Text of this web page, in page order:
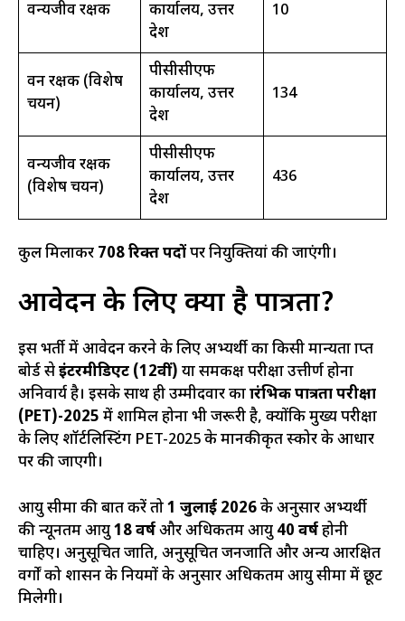
वन्यजीव रक्षक
कार्यालय, उत्तर
प्रदेश
10
वन रक्षक (विशेष
चयन)
पीसीसीएफ
कार्यालय, उत्तर
प्रदेश
134
वन्यजीव रक्षक
(विशेष चयन)
पीसीसीएफ
कार्यालय, उत्तर
प्रदेश
436
कुल मिलाकर 708 रिक्त पदोंपर नियुक्तियां की जाएंगी।
आवेदन के लिए क्या है पात्रता?
इस भर्ती में आवेदन करने के लिए अभ्यर्थी का किसी मान्यता प्राप्त
बोर्ड सेइंटरमीडिएट (12वीं) या समकक्ष परीक्षा उत्तीर्ण होना
अनिवार्य है। इसके साथ ही उम्मीदवार काप्रारंभिक पात्रता परीक्षा
(PET)-2025 में शामिल होना भी जरूरी है, क्योंकि मुख्य परीक्षा
के लिए शॉर्टलिस्टिंग PET-2025 के मानकीकृत स्कोर के आधार
पर की जाएगी।
आयु सीमा की बात करें तो1 जुलाई 2026के अनुसार अभ्यर्थी
की न्यूनतम आयु18 वर्षऔर अधिकतम आयु40 वर्षहोनी
चाहिए। अनुसूचित जाति, अनुसूचित जनजाति और अन्य आरक्षित
वर्गों को शासन के नियमों के अनुसार अधिकतम आयु सीमा में छूट
मिलेगी।